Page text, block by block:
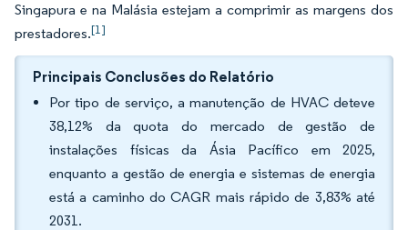
Singapura e na Malásia estejam a comprimir as margens dos
prestadores.[1]
Principais Conclusões do Relatório
Por tipo de serviço, a manutenção de HVAC deteve
38,12% da quota do mercado de gestão de
instalações físicas da Ásia Pacífico em 2025,
enquanto a gestão de energia e sistemas de energia
está a caminho do CAGR mais rápido de 3,83% até
2031.